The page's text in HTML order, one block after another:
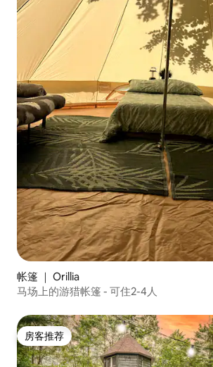
帐篷 ｜ Orillia
马场上的游猎帐篷 - 可住2-4人
房客推荐
房客推荐